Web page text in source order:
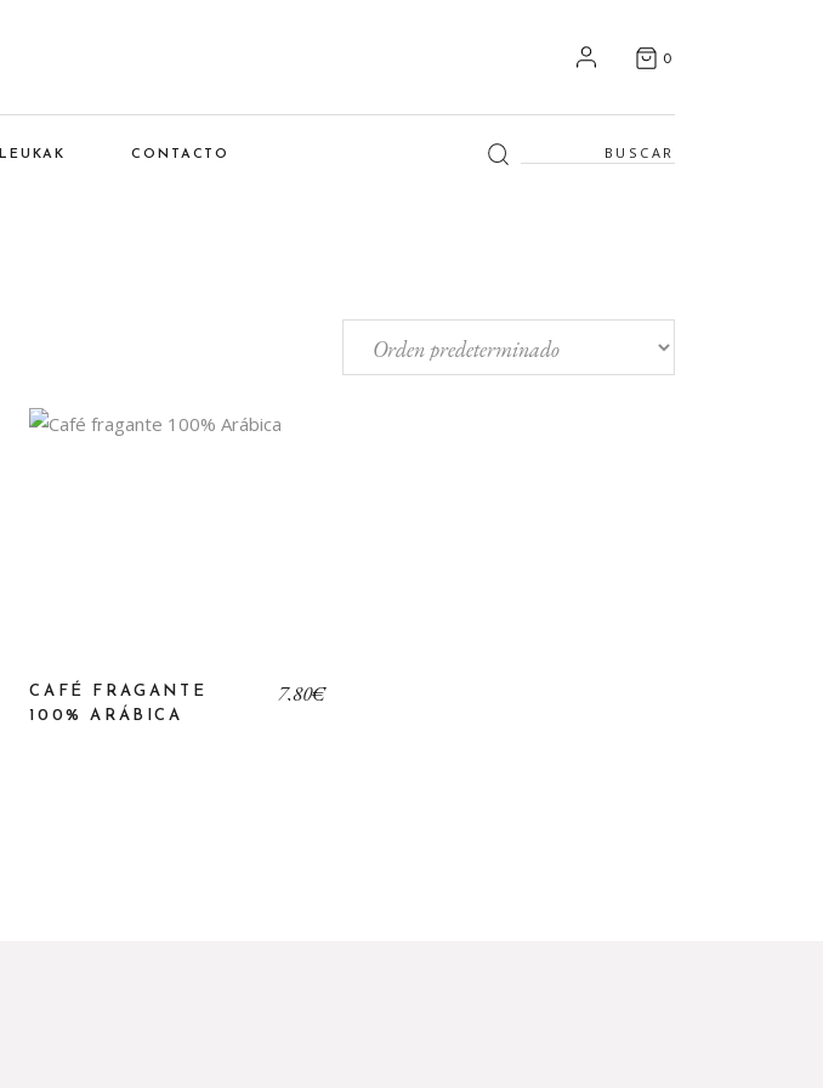
0
LEUKAK CONTACTO Search
for:
CAFÉ FRAGANTE
100% ARÁBICA
7,80€